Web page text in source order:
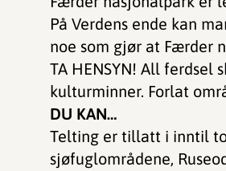
På Verdens ende kan
noe som gjør at Færder
TA HENSYN! All ferdsel
kulturminner. Forlat
DU KAN…
Telting er tillatt i inntil
sjøfuglområdene,